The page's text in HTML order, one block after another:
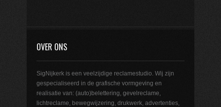
OVER ONS
SigNijkerk is een veelzijdige reclamestudio. Wij zijn
gespecialiseerd in de grafische vormgeving en
realisatie van: (auto)belettering, gevelreclame,
lichtreclame, bewegwijzering, drukwerk, advertenties,